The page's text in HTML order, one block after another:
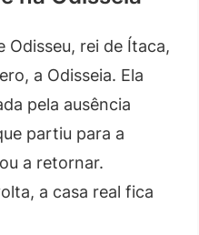
Odisseu, rei de Ítaca,
a Odisseia. Ela
pela ausência
partiu para a
a retornar.
a casa real fica